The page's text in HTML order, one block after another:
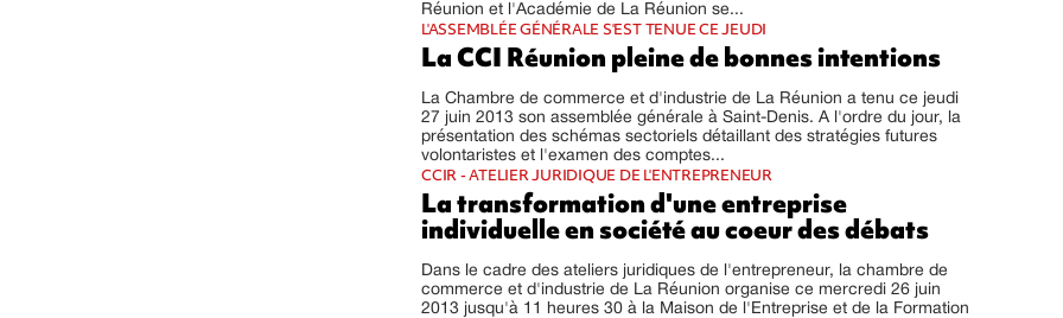
Réunion et l'Académie de La Réunion se...
L'ASSEMBLÉE GÉNÉRALE S'EST TENUE CE JEUDI
La CCI Réunion pleine de bonnes intentions
La Chambre de commerce et d'industrie de La Réunion a tenu ce jeudi
27 juin 2013 son assemblée générale à Saint-Denis. A l'ordre du jour, la
présentation des schémas sectoriels détaillant des stratégies futures
volontaristes et l'examen des comptes...
CCIR - ATELIER JURIDIQUE DE L'ENTREPRENEUR
La transformation d'une entreprise
individuelle en société au coeur des débats
Dans le cadre des ateliers juridiques de l'entrepreneur, la chambre de
commerce et d'industrie de La Réunion organise ce mercredi 26 juin
2013 jusqu'à 11 heures 30 à la Maison de l'Entreprise et de la Formation